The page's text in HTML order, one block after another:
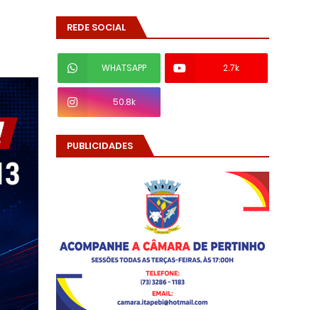
REDE SOCIAL
WHATSAPP 2.7k
50.8k
PUBLICIDADES